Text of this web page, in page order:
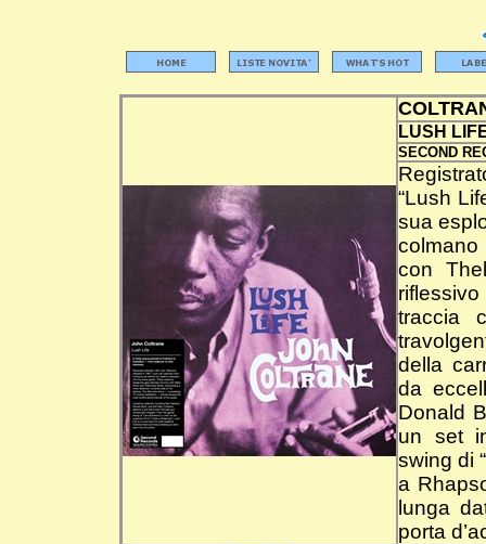
LUSH
SECOND
“Lush
sua
con
traccia
della
da
Donald
un set
swing di
a
lunga
porta